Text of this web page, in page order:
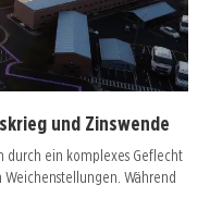
und Zinswende
durch ein komplexes Geflecht
Während